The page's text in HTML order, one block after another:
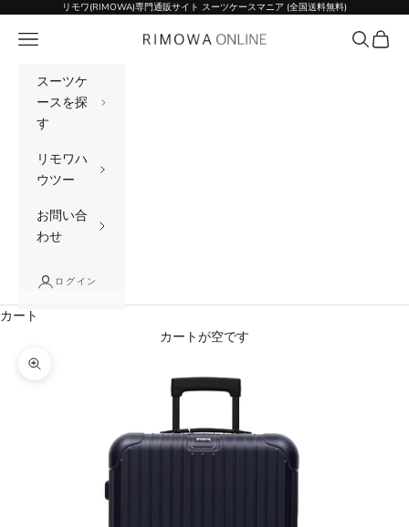
コンテンツへスキップリモワ(RIMOWA)専門通販サイト スーツケースマニア (全国送料無料)
リモワ(RIMOWA)専門通販サイト スーツケー
メニュー 検索カート
スーツケ
ースを探
す
リモワハ
ウツー
お問い合
わせ
ログイン
カート
カートが空です
ズームイン